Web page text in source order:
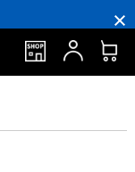
」プレゼント！
ゼント！